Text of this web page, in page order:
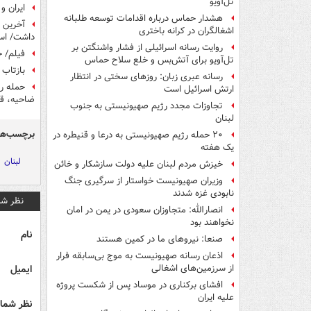
هشدار حماس درباره اقدامات توسعه طلبانه
اشغالگران در کرانه باختری
روایت رسانه اسرائیلی از فشار واشنگتن بر
تل‌آویو برای آتش‌بس و خلع سلاح حماس
رسانه عبری زبان: روزهای سختی در انتظار
ارتش اسرائیل است
تجاوزات مجدد رژیم صهیونیستی به جنوب
لبنان
۲۰ حمله رژیم صهیونیستی به درعا و قنیطره در
یک هفته
خیزش مردم لبنان علیه دولت سازشکار و خائن
وزیران صهیونیست خواستار از سرگیری جنگ
نابودی غزه شدند
انصارالله: متجاوزان سعودی در یمن در امان
نخواهند بود
صنعا: نیروهای ما در کمین‌ هستند
اذعان رسانه صهیونیست به موج بی‌سابقه فرار
از سرزمین‌های اشغالی
افشای برکناری در موساد پس از شکست پروژه
علیه ایران
ایران
آخرین
داشت/
فیلم/
حمله
ضاحیه،
لبنان
نظر
نام
ایمیل
نظر